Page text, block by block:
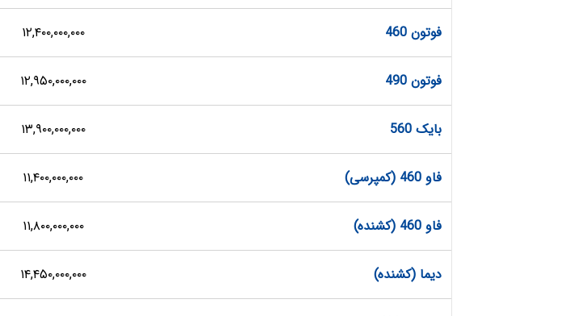
فوتون 460 ۱۲,۴۰۰,۰۰۰,۰۰۰
فوتون 490 ۱۲,۹۵۰,۰۰۰,۰۰۰
بایک 560 ۱۳,۹۰۰,۰۰۰,۰۰۰
فاو 460 (کمپرسی) ۱۱,۴۰۰,۰۰۰,۰۰۰
فاو 460 (کشنده) ۱۱,۸۰۰,۰۰۰,۰۰۰
دیما (کشنده) ۱۴,۴۵۰,۰۰۰,۰۰۰